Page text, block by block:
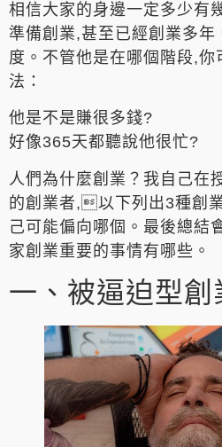
相信大家的身邊一定多少有
準備創業,甚至已經創業多年
度。不管他是在哪個階段,你
法：
他是不是賺很多錢?
好像365天都聽說他很忙?
人們為什麼創業？我自己在
的創業者,以下列出3種創
己可能偏向哪個。最後總結
家創業重要的事情有哪些。
一、被逼迫型創